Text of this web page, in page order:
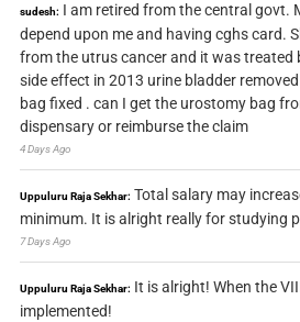
sudesh: I am retired from the central govt.
depend upon me and having cghs card.
from the utrus cancer and it was treated
side effect in 2013 urine bladder
bag fixed . can I get the urostomy bag
dispensary or reimburse the claim
4 Days Ago
Uppuluru Raja Sekhar: Total salary may
minimum. It is alright really for studying
7 Days Ago
Uppuluru Raja Sekhar: It is alright! When the
implemented!